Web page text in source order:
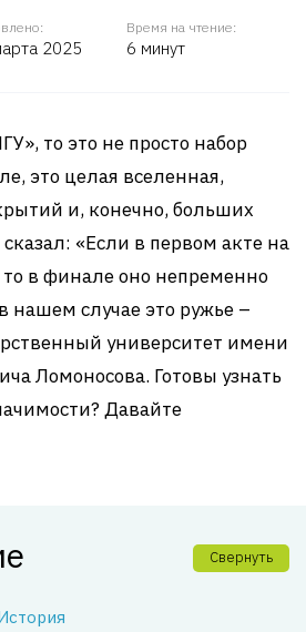
2025
Время на чтение:
6 минут
то это не просто набор
это целая вселенная,
и, конечно, больших
«Если в первом акте на
то в финале оно непременно
нашем случае это ружье –
университет имени
Ломоносова. Готовы узнать
Давайте
Свернуть